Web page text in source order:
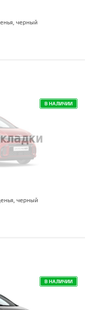
черный
В НАЛИЧИИ
черный
В НАЛИЧИИ